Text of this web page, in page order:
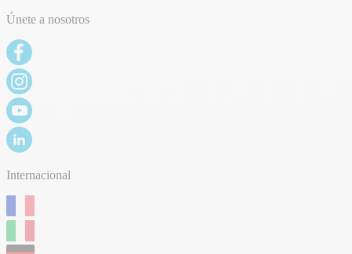
Únete a nosotros
Internacional